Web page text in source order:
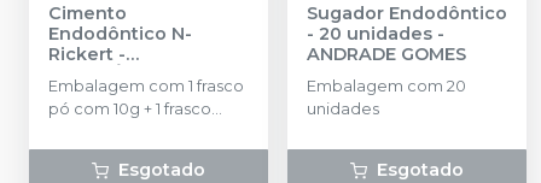
Cimento
Endodôntico N-
Rickert -
BIODINÂMICA
Embalagem com 1 frasco
pó com 10g + 1 frasco
Esgotado
Sugador Endodôntico
- 20 unidades -
ANDRADE GOMES
Embalagem com 20
unidades
Esgotado